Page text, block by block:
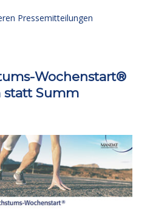
Pressemitteilungen
Wochenstart®
statt Summ